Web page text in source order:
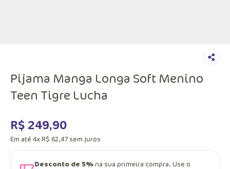
Pijama Manga Longa Soft Menino
Teen Tigre Lucha
R$ 249,90
Em até 4xR$ 62,47 sem juros
Desconto de 5%na sua primeira compra. Use o